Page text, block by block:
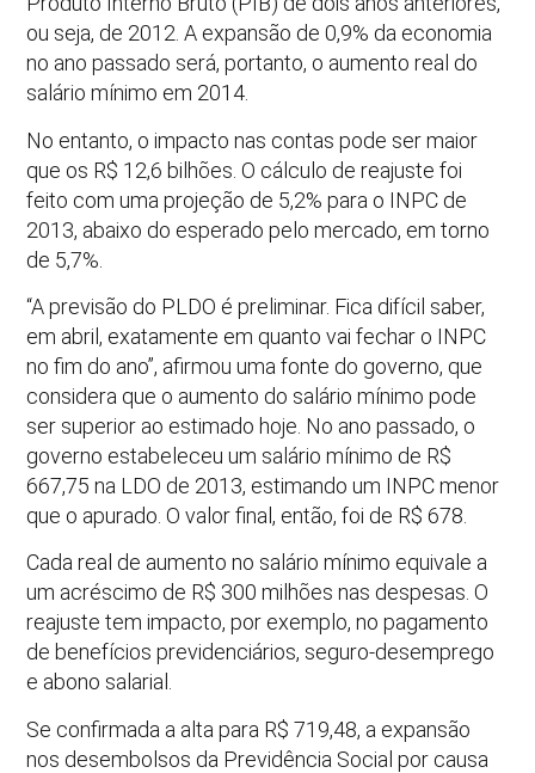
ou seja, de 2012. A expansão de 0,9% da economia
no ano passado será, portanto, o aumento real do
salário mínimo em 2014.
No entanto, o impacto nas contas pode ser maior
que os R$ 12,6 bilhões. O cálculo de reajuste foi
feito com uma projeção de 5,2% para o INPC de
2013, abaixo do esperado pelo mercado, em torno
de 5,7%.
“A previsão do PLDO é preliminar. Fica difícil saber,
em abril, exatamente em quanto vai fechar o INPC
no fim do ano”, afirmou uma fonte do governo, que
considera que o aumento do salário mínimo pode
ser superior ao estimado hoje. No ano passado, o
governo estabeleceu um salário mínimo de R$
667,75 na LDO de 2013, estimando um INPC menor
que o apurado. O valor final, então, foi de R$ 678.
Cada real de aumento no salário mínimo equivale a
um acréscimo de R$ 300 milhões nas despesas. O
reajuste tem impacto, por exemplo, no pagamento
de benefícios previdenciários, seguro-desemprego
e abono salarial.
Se confirmada a alta para R$ 719,48, a expansão
nos desembolsos da Previdência Social por causa